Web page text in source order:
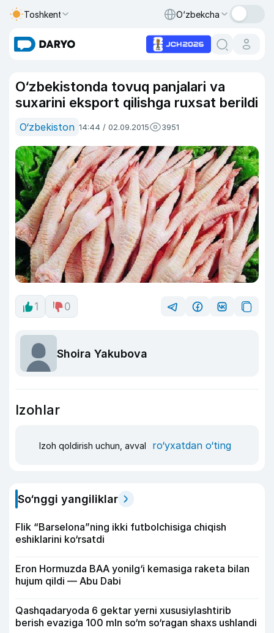
Toshkent O‘zbekcha
O‘zbekistonda tovuq panjalari va
suxarini eksport qilishga ruxsat berildi
O‘zbekiston 14:44 / 02.09.2015 3951
1 0
Shoira Yakubova
Izohlar
Izoh qoldirish uchun, avval ro‘yxatdan o‘ting
So‘nggi yangiliklar
Flik “Barselona”ning ikki futbolchisiga chiqish
eshiklarini ko‘rsatdi
Eron Hormuzda BAA yonilg‘i kemasiga raketa bilan
hujum qildi — Abu Dabi
Qashqadaryoda 6 gektar yerni xususiylashtirib
berish evaziga 100 mln so‘m so‘ragan shaxs ushlandi